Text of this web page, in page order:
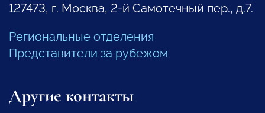
127473, г. Москва, 2-й Самотечный пер., д.7.
Региональные отделения
Представители за рубежом
Другие контакты